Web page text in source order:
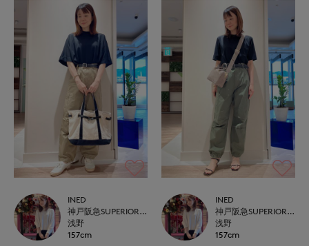
INED
神戸阪急SUPERIORCLOSET
浅野
157cm
INED
神戸阪急SUPERIORCLOSET
浅野
157cm